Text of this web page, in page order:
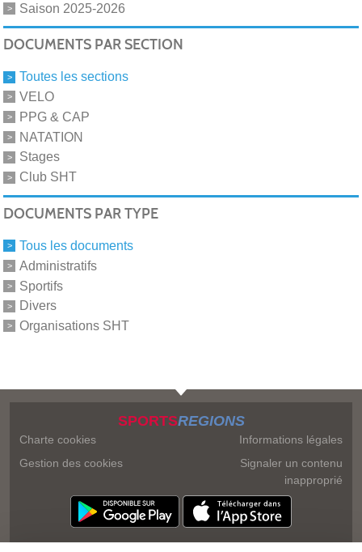
Saison 2025-2026
DOCUMENTS PAR SECTION
Toutes les sections
VELO
PPG & CAP
NATATION
Stages
Club SHT
DOCUMENTS PAR TYPE
Tous les documents
Administratifs
Sportifs
Divers
Organisations SHT
SPORTSREGIONS
Charte cookies
Gestion des cookies
Informations légales
Signaler un contenu
inapproprié